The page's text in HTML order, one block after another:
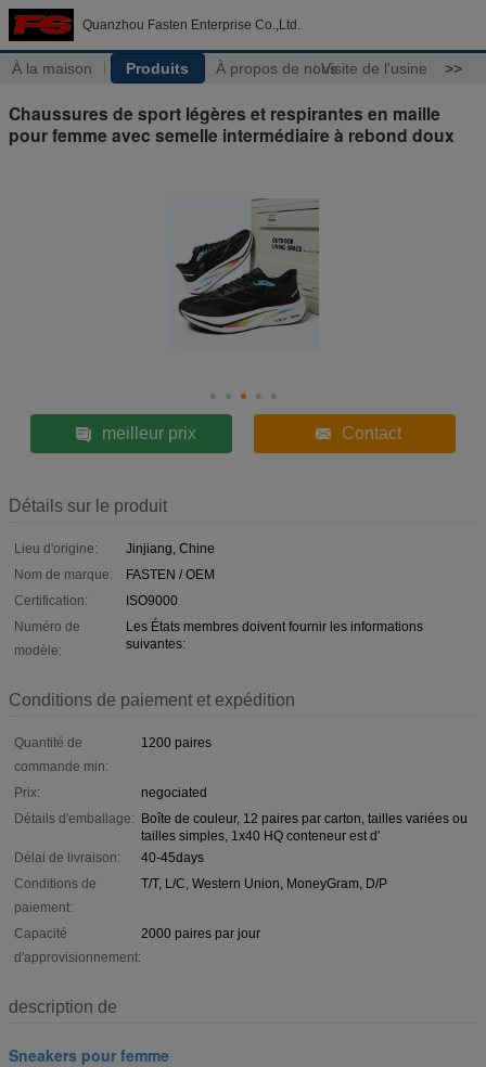
Quanzhou Fasten Enterprise Co.,Ltd.
À la maison Produits À propos de nousVisite de l'usine >>
Chaussures de sport légères et respirantes en maille
pour femme avec semelle intermédiaire à rebond doux
meilleur prix Contact
Détails sur le produit
Lieu d'origine:
Jinjiang, Chine
Nom de marque:
FASTEN / OEM
Certification:
ISO9000
Numéro de
modèle:
Les États membres doivent fournir les informations
suivantes:
Conditions de paiement et expédition
Quantité de
commande min:
1200 paires
Prix:
negociated
Détails d'emballage: Boîte de couleur, 12 paires par carton, tailles variées ou
tailles simples, 1x40 HQ conteneur est d'
Délai de livraison:
40-45days
Conditions de
paiement:
T/T, L/C, Western Union, MoneyGram, D/P
Capacité
d'approvisionnement:
2000 paires par jour
description de
Sneakers pour femme